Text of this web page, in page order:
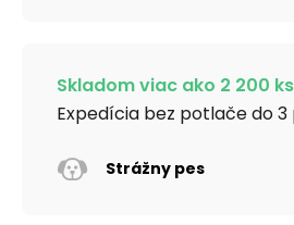
Skladom viac ako 2 200 ks
Expedícia bez potlače do
Strážny pes